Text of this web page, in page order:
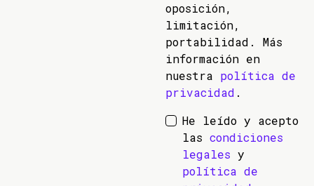
oposición,
limitación,
portabilidad. Más
información en
nuestra política de
privacidad .
He leído y acepto
las condiciones
legales y
política de